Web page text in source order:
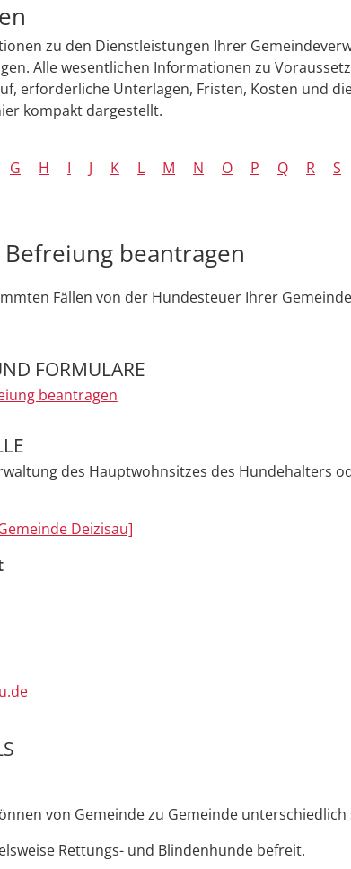
zu den Dienstleistungen Ihrer
Alle wesentlichen Informationen zu
erforderliche Unterlagen, Fristen, Kosten und
kompakt dargestellt.
G H I J K L M N O P Q R S
beantragen
Fällen von der Hundesteuer Ihrer
FORMULARE
beantragen
des Hauptwohnsitzes des Hundehalters
Deizisau]
von Gemeinde zu Gemeinde unterschiedlich
Rettungs- und Blindenhunde befreit.